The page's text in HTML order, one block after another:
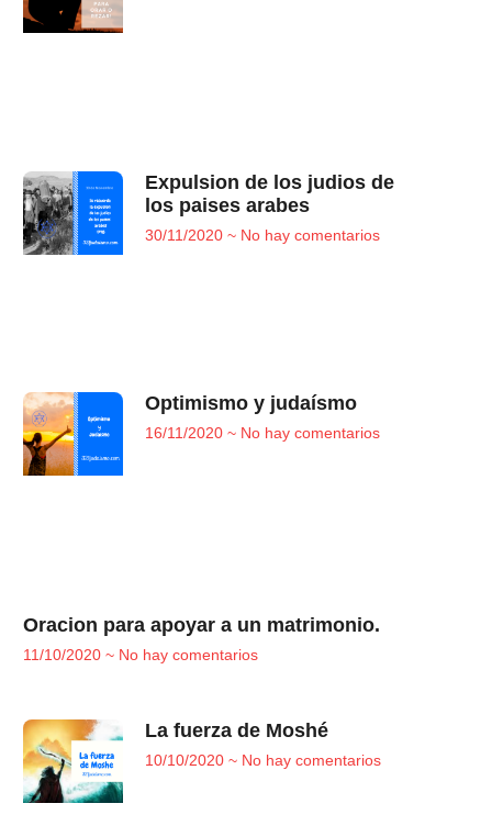
Expulsion de los judios de
los paises arabes
30/11/2020 No hay comentarios
Optimismo y judaísmo
16/11/2020 No hay comentarios
Oracion para apoyar a un matrimonio.
11/10/2020 No hay comentarios
La fuerza de Moshé
10/10/2020 No hay comentarios